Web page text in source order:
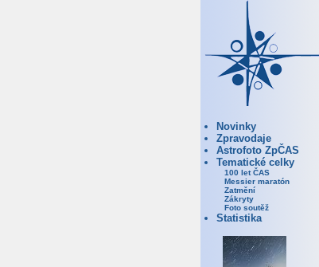
Novinky
Zpravodaje
Astrofoto ZpČAS
Tematické celky
100 let ČAS
Messier maratón
Zatmění
Zákryty
Foto soutěž
Statistika